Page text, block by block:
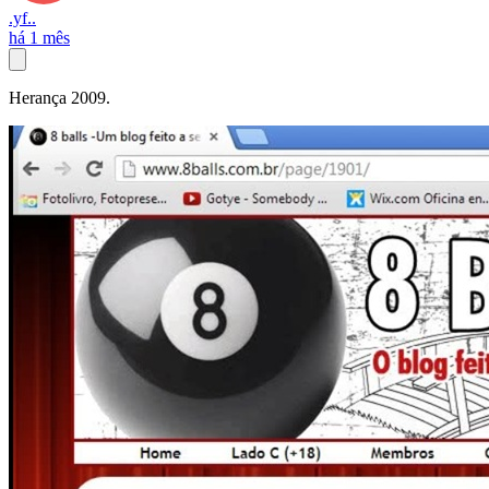
.yf..
há 1 mês
Herança 2009.